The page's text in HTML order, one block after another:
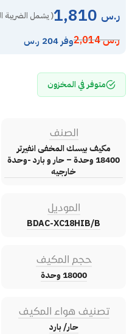
ر.س ( يشمل الضريبة
ر.س2,014 وفر 204 ر.س
متوفر في المخزون
الصنف
مكيف بيسك المخفى انفيرتر
18400 وحدة – حار و بارد -وحدة
خارجيه
الموديل
BDAC-XC18HIB/B
حجم المكيف
18000 وحدة
تصنيف هواء المكيف
حار/ بارد